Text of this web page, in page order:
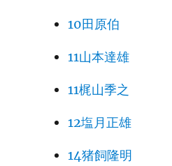
10田原伯
11山本達雄
11梶山季之
12塩月正雄
14猪飼隆明